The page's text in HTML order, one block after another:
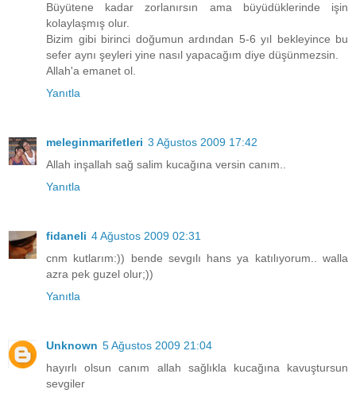
Büyütene kadar zorlanırsın ama büyüdüklerinde işin
kolaylaşmış olur.
Bizim gibi birinci doğumun ardından 5-6 yıl bekleyince bu
sefer aynı şeyleri yine nasıl yapacağım diye düşünmezsin.
Allah'a emanet ol.
Yanıtla
meleginmarifetleri 3 Ağustos 2009 17:42
Allah inşallah sağ salim kucağına versin canım..
Yanıtla
fidaneli 4 Ağustos 2009 02:31
cnm kutlarım:)) bende sevgılı hans ya katılıyorum.. walla
azra pek guzel olur;))
Yanıtla
Unknown 5 Ağustos 2009 21:04
hayırlı olsun canım allah sağlıkla kucağına kavuştursun
sevgiler